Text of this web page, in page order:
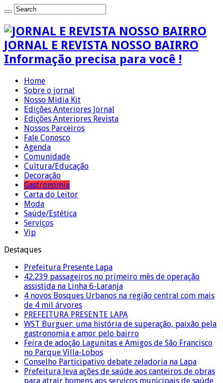
JORNAL E REVISTA NOSSO BAIRRO
Informação precisa para você !
Home
Sobre o jornal
Nosso Midia Kit
Edições Anteriores Jornal
Edições Anteriores Revista
Nossos Parceiros
Fale Conosco
Agenda
Comunidade
Cultura/Educação
Decoração
Gastronomia
Carta do Leitor
Moda
Saúde/Estética
Serviços
Vip
Destaques
Prefeitura Presente Lapa
42.239 passageiros no primeiro mês de operação
assistida na Linha 6-Laranja
4 novos Bosques Urbanos na região central com mais
de 4 mil árvores
PREFEITURA PRESENTE LAPA
WST Burguer: uma história de superação, paixão pela
gastronomia e amor pelo bairro
Feira de adoção Lagunitas e Amigos de São Francisco
no Parque Villa-Lobos
Conselho Participativo debate zeladoria na Lapa
Prefeitura leva ações de saúde aos canteiros de obras
para atrair homens aos serviços municipais de saúde